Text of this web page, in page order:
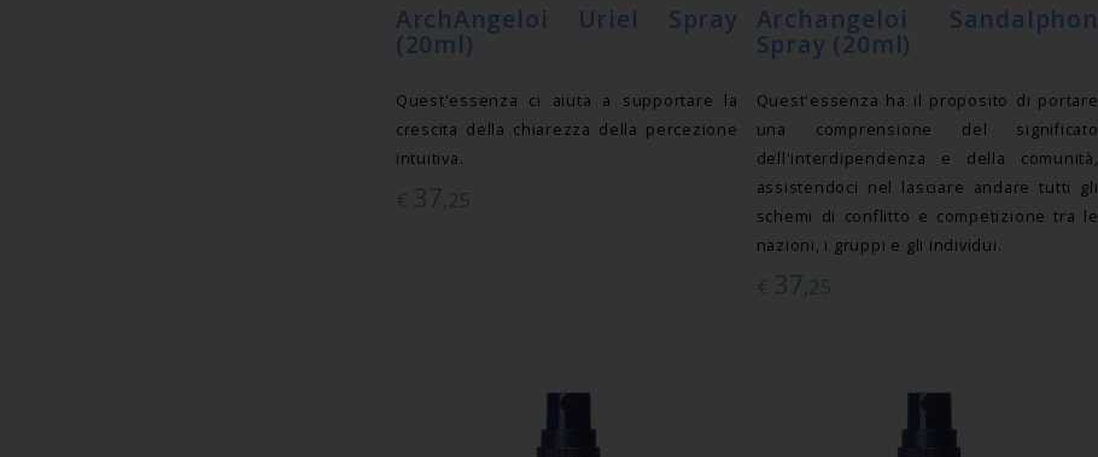
ArchAngeloi Uriel Spray
(20ml)
Quest'essenza ci aiuta a supportare la
crescita della chiarezza della percezione
intuitiva.
€ 37,25
Archangeloi Sandalphon
Spray (20ml)
Quest'essenza ha il proposito di portare
una comprensione del significato
dell'interdipendenza e della comunità,
assistendoci nel lasciare andare tutti gli
schemi di conflitto e competizione tra le
nazioni, i gruppi e gli individui.
€ 37,25